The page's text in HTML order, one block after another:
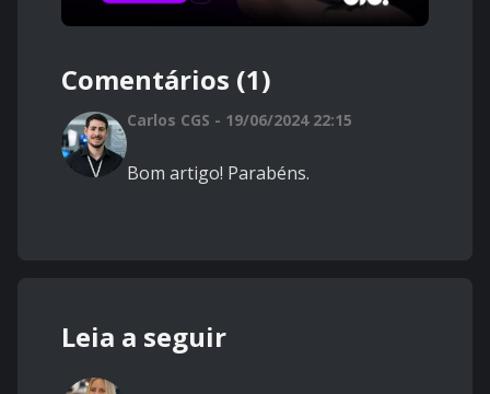
Comentários (1)
Carlos CGS - 19/06/2024 22:15
Bom artigo! Parabéns.
Leia a seguir